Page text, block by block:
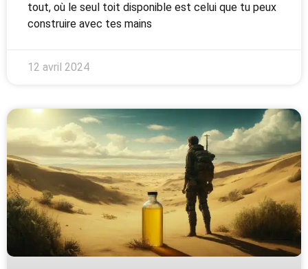
tout, où le seul toit disponible est celui que tu peux
construire avec tes mains
12 avril 2024